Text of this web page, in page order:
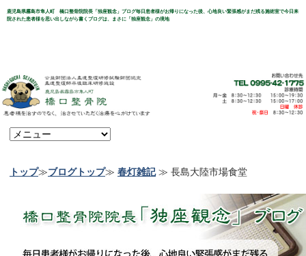
鹿児島県霧島市隼人町 橋口整骨院院長「独座観念」ブログ毎日患者様がお帰りになった後、心地良い緊張感がまだ残る施術室で今日来
院された患者様を思い出しながら書くブログは、まさに「独座観念」の境地
トップ≫ブログトップ≫ 春灯雑記≫ 長島大陸市場食堂